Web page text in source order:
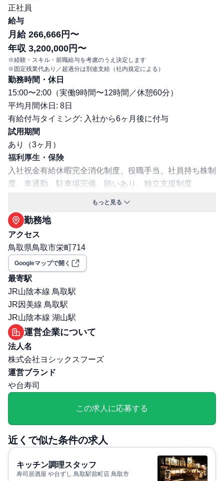
正社員
給与
月給 266,666円〜
年収 3,200,000円〜
※経験・スキル・前職給与を考慮のうえ決定します
※固定残業代あり／超過分は別途支給（社内規定による）
勤務時間・休日
15:00〜2:00（実働9時間〜12時間／休憩60分）
平均月間休日: 8日
有給付与タイミング: 入社から6ヶ月後に付与
試用期間
あり（3ヶ月）
福利厚生・保険
⼊社祝⾦有給休暇完全消化制度、役職⼿当、社員持ち株制
度、⾞通勤、駐⾞場完備、賄いあり、独⽴支援制度
災保険）
職場環境・ルール
受動喫煙対策（喫煙ルール）: 無
選考プロセス
面接回数: 1回
選考プロセス詳細: 1回 対面のみ
その他
勤務・休日に関する補足: ・勤務時間： 15:00～26：00※
残業時の時給1304円以上※時間外労働分に対して1分単位
で支給・休日：週休二日制シフト制（年間休日105日）
もっと見る
勤務地
アクセス
鳥取県鳥取市栄町714
Googleマップで開く
最寄駅
JR山陰本線 鳥取駅
JR因美線 鳥取駅
JR山陰本線 湖山駅
運営企業について
法人名
株式会社ヨシックスフーズ
運営ブランド
や台寿司
この求人に応募する
近くで似た条件の求人
キッチン調理スタッフ
寿司居酒屋 や台ずし 鳥取駅前町店 鳥取市